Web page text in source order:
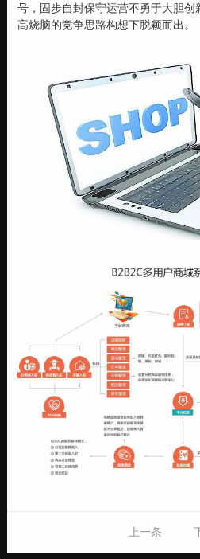
号，固步自封保守运营不勇于大胆创
高烧脑的竞争思路构想下脱颖而出。
上一条